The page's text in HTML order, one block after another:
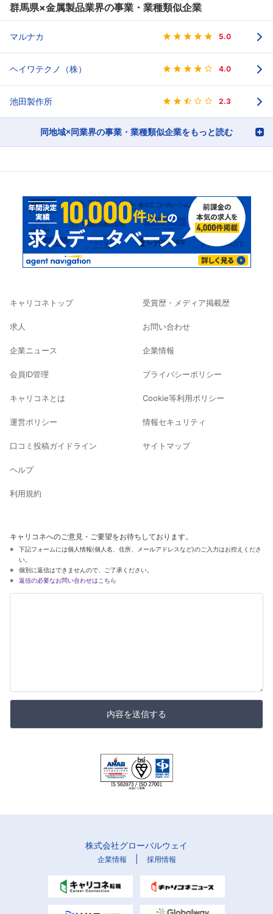
群馬県×金属製品業界の事業・業種類似企業
マルナカ 5.0
ヘイワテクノ（株） 4.0
池田製作所 2.3
同地域×同業界の事業・業種類似企業をもっと読む
キャリコネトップ
求人
企業ニュース
会員ID管理
キャリコネとは
運営ポリシー
口コミ投稿ガイドライン
ヘルプ
利用規約
受賞歴・メディア掲載歴
お問い合わせ
企業情報
プライバシーポリシー
Cookie等利用ポリシー
情報セキュリティ
サイトマップ
キャリコネへのご意見・ご要望をお待ちしております。
下記フォームには個人情報(個人名、住所、メールアドレスなど)のご入力はお控えくださ
い。
個別に返信はできませんので、ご了承ください。
返信の必要なお問い合わせはこちら
内容を送信する
株式会社グローバルウェイ
企業情報 採用情報